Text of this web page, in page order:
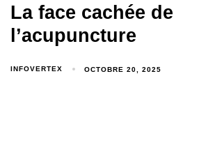
La face cachée de
l’acupuncture
INFOVERTEX OCTOBRE 20, 2025